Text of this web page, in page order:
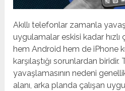
Akıllı telefonlar zamanla
uygulamalar eskisi kadar hızlı
hem Android hem de iPhone
karşılaştığı sorunlardan biridir.
yavaşlamasının nedeni
alanı, arka planda çalışan